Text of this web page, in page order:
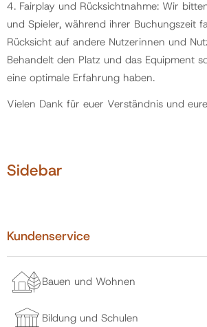
4. Fairplay und Rücksichtnahme: Wir
und Spieler, während ihrer Buchungszeit
Rücksicht auf andere Nutzerinnen und
Behandelt den Platz und das Equipment
eine optimale Erfahrung haben.
Vielen Dank für euer Verständnis und
Sidebar
Kundenservice
Bauen und Wohnen
Bildung und Schulen